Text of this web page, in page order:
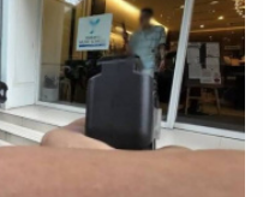
再次登上世界之巔，拿下
無緣完成衛冕，也未能締
離開世界盃舞台。（圖／達
社）回顧正規時間，西班牙
向阿根廷防線施壓，奧爾莫
Torres）及佩德里
均未能突破馬丁尼茲把關
壓防守影響，進攻端未能有
。第52分鐘，場上也因雙方
藥味，中場帕雷德斯